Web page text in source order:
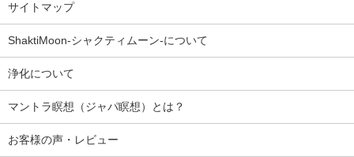
サイトマップ
ShaktiMoon-シャクティムーン-について
浄化について
マントラ瞑想（ジャパ瞑想）とは？
お客様の声・レビュー